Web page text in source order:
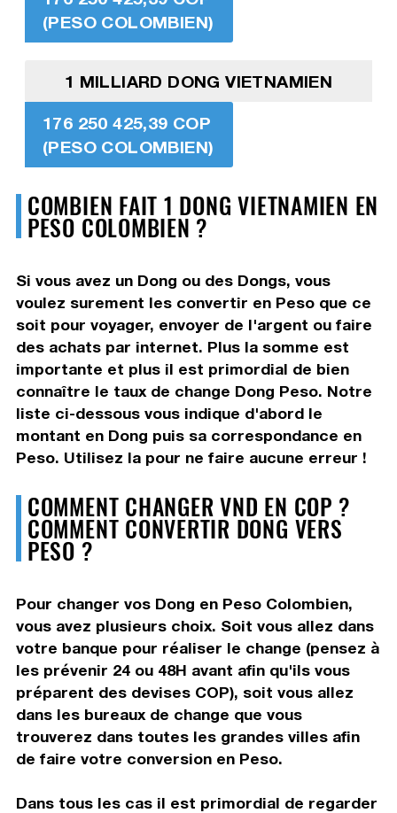
(PESO COLOMBIEN)
1 MILLIARD DONG VIETNAMIEN
176 250 425,39 COP
(PESO COLOMBIEN)
COMBIEN FAIT 1 DONG VIETNAMIEN EN
PESO COLOMBIEN ?
Si vous avez un Dong ou des Dongs, vous
voulez surement les convertir en Peso que ce
soit pour voyager, envoyer de l'argent ou faire
des achats par internet. Plus la somme est
importante et plus il est primordial de bien
connaître le taux de change Dong Peso. Notre
liste ci-dessous vous indique d'abord le
montant en Dong puis sa correspondance en
Peso. Utilisez la pour ne faire aucune erreur !
COMMENT CHANGER VND EN COP ?
COMMENT CONVERTIR DONG VERS
PESO ?
Pour changer vos Dong en Peso Colombien,
vous avez plusieurs choix. Soit vous allez dans
votre banque pour réaliser le change (pensez à
les prévenir 24 ou 48H avant afin qu'ils vous
préparent des devises COP), soit vous allez
dans les bureaux de change que vous
trouverez dans toutes les grandes villes afin
de faire votre conversion en Peso.
Dans tous les cas il est primordial de regarder